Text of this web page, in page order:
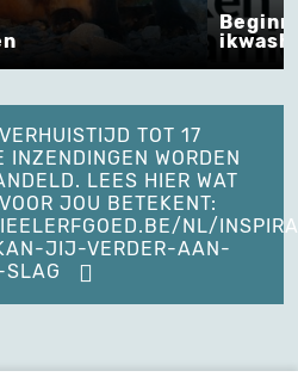
Beginnen met erfgoed op
ikwashier.live van
TOT 17
INZENDINGEN WORDEN
LEES HIER WAT
JOU BETEKENT:
NL/
JIJ-VERDER-AAN-
SLAG